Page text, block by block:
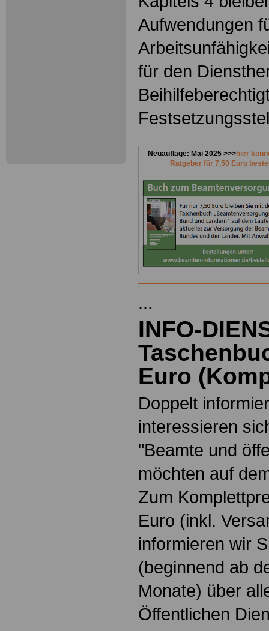
Aufwendungen
für den
Neuauflage: Mai 2025 >>>hier
Ratgeber für 7,50 Euro
...
INFO-
Euro (
Doppelt
interessieren
"Beamte und
möchten auf
Zum
Euro (inkl.
informieren wir
(beginnend ab
Monate) über
Öffentlichen